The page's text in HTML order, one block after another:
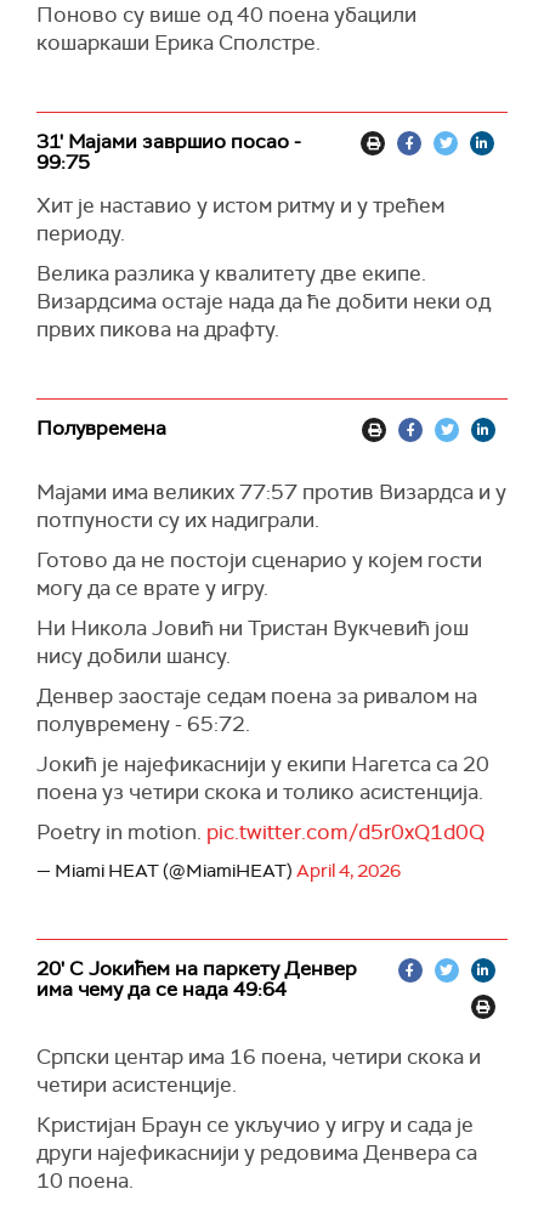
Поново су више од 40 поена убацили
кошаркаши Ерика Сполстре.
31' Мајами завршио посао -
99:75
Хит је наставио у истом ритму и у трећем
периоду.
Велика разлика у квалитету две екипе.
Визардсима остаје нада да ће добити неки од
првих пикова на драфту.
Полувремена
Мајами има великих 77:57 против Визардса и у
потпуности су их надиграли.
Готово да не постоји сценарио у којем гости
могу да се врате у игру.
Ни Никола Јовић ни Тристан Вукчевић још
нису добили шансу.
Денвер заостаје седам поена за ривалом на
полувремену - 65:72.
Јокић је најефикаснији у екипи Нагетса са 20
поена уз четири скока и толико асистенција.
Poetry in motion. pic.twitter.com/d5r0xQ1d0Q
— Miami HEAT (@MiamiHEAT) April 4, 2026
20' С Јокићем на паркету Денвер
има чему да се нада 49:64
Српски центар има 16 поена, четири скока и
четири асистенције.
Кристијан Браун се укључио у игру и сада је
други најефикаснији у редовима Денвера са
10 поена.